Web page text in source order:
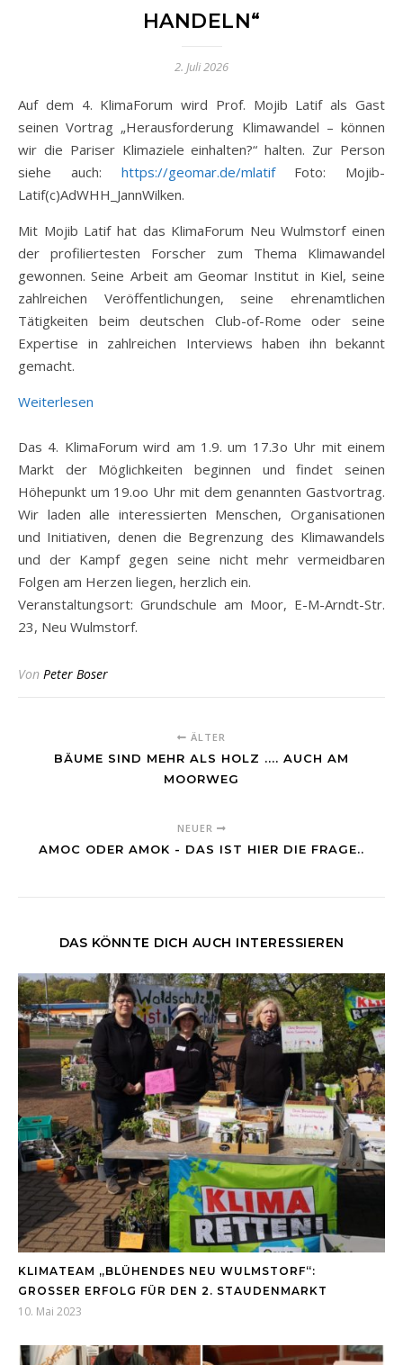
HANDELN“
2. Juli 2026
Auf dem 4. KlimaForum wird Prof. Mojib Latif als Gast
seinen Vortrag „Herausforderung Klimawandel – können
wir die Pariser Klimaziele einhalten?“ halten. Zur Person
siehe auch: https://geomar.de/mlatifFoto: Mojib-
Latif(c)AdWHH_JannWilken.
Mit Mojib Latif hat das KlimaForum Neu Wulmstorf einen
der profiliertesten Forscher zum Thema Klimawandel
gewonnen. Seine Arbeit am Geomar Institut in Kiel, seine
zahlreichen Veröffentlichungen, seine ehrenamtlichen
Tätigkeiten beim deutschen Club-of-Rome oder seine
Expertise in zahlreichen Interviews haben ihn bekannt
gemacht.
Weiterlesen
Das 4. KlimaForum wird am 1.9. um 17.3o Uhr mit einem
Markt der Möglichkeiten beginnen und findet seinen
Höhepunkt um 19.oo Uhr mit dem genannten Gastvortrag.
Wir laden alle interessierten Menschen, Organisationen
und Initiativen, denen die Begrenzung des Klimawandels
und der Kampf gegen seine nicht mehr vermeidbaren
Folgen am Herzen liegen, herzlich ein.
Veranstaltungsort: Grundschule am Moor, E-M-Arndt-Str.
23, Neu Wulmstorf.
Von Peter Boser
ÄLTER
BÄUME SIND MEHR ALS HOLZ .... AUCH AM
MOORWEG
NEUER
AMOC ODER AMOK - DAS IST HIER DIE FRAGE..
DAS KÖNNTE DICH AUCH INTERESSIEREN
KLIMATEAM „BLÜHENDES NEU WULMSTORF“:
GROSSER ERFOLG FÜR DEN 2. STAUDENMARKT
10. Mai 2023